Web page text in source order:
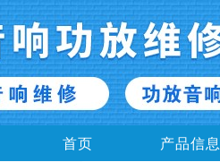
首页 产品信息